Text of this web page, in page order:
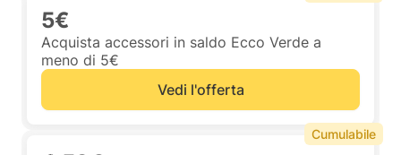
5€
Acquista accessori in saldo Ecco Verde a
meno di 5€
Vedi l'offerta
Cumulabile